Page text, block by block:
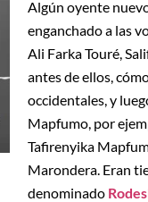
Algún oyente
enganchado a las
Ali Farka Touré,
antes de ellos,
occidentales, y
Mapfumo, por
Tafirenyika
Marondera. Eran
denominado